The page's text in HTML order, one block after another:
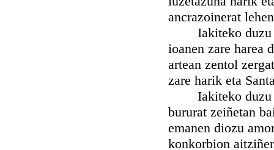
ancrazoinerat
Iakiteko duzu
ioanen zare harea
artean zentol
zare harik eta
Iakiteko duzu
bururat zeiñetan
emanen diozu
konkorbion